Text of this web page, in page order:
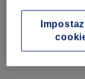
reale sul